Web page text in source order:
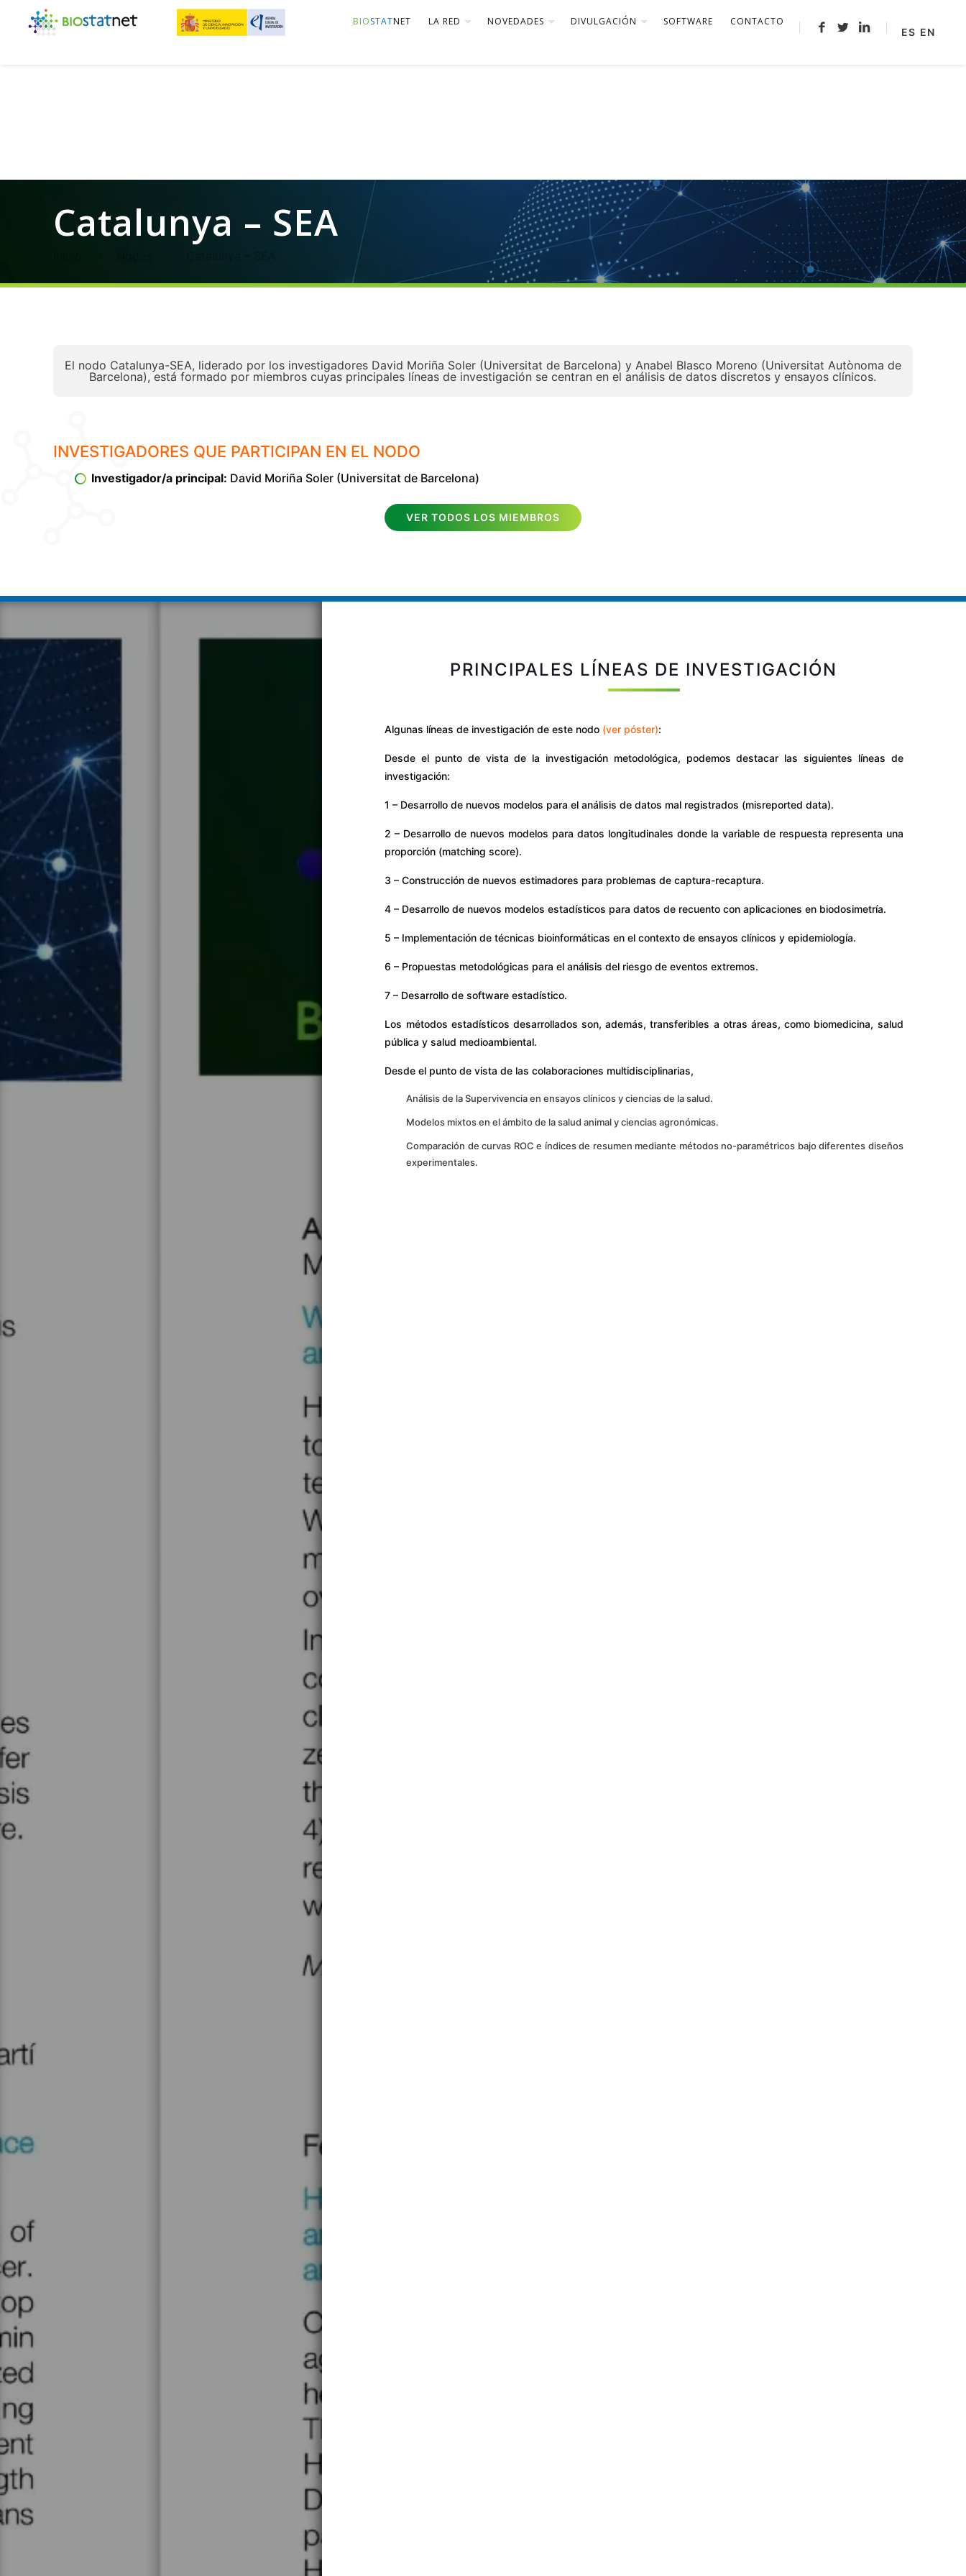
BIOSTATNET LA RED NOVEDADES DIVULGACIÓN SOFTWARE
CONTACTO
ES EN
Catalunya – SEA
El nodo Catalunya-SEA, liderado por los investigadores David Moriña Soler (Universitat de Barcelona) y Anabel Blasco Moreno (Universitat Autònoma de
Barcelona), está formado por miembros cuyas principales líneas de investigación se centran en el análisis de datos discretos y ensayos clínicos.
INVESTIGADORES QUE PARTICIPAN EN EL NODO
Investigador/a principal: David Moriña Soler (Universitat de Barcelona)
VER TODOS LOS MIEMBROS
PRINCIPALES LÍNEAS DE INVESTIGACIÓN
Algunas líneas de investigación de este nodo (ver póster):
Desde el punto de vista de la investigación metodológica, podemos destacar las siguientes líneas de
investigación:
1 – Desarrollo de nuevos modelos para el análisis de datos mal registrados (misreported data).
2 – Desarrollo de nuevos modelos para datos longitudinales donde la variable de respuesta representa una
proporción (matching score).
3 – Construcción de nuevos estimadores para problemas de captura-recaptura.
4 – Desarrollo de nuevos modelos estadísticos para datos de recuento con aplicaciones en biodosimetría.
5 – Implementación de técnicas bioinformáticas en el contexto de ensayos clínicos y epidemiología.
6 – Propuestas metodológicas para el análisis del riesgo de eventos extremos.
7 – Desarrollo de software estadístico.
Los métodos estadísticos desarrollados son, además, transferibles a otras áreas, como biomedicina, salud
pública y salud medioambiental.
Desde el punto de vista de las colaboraciones multidisciplinarias,
Análisis de la Supervivencia en ensayos clínicos y ciencias de la salud.
Modelos mixtos en el ámbito de la salud animal y ciencias agronómicas.
Comparación de curvas ROC e índices de resumen mediante métodos no-paramétricos bajo diferentes diseños
experimentales.